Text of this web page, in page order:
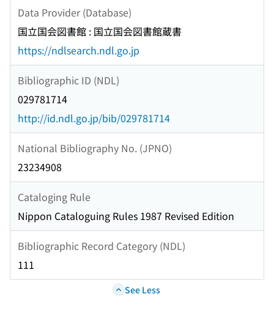
Data Provider (Database)
国立国会図書館 : 国立国会図書館蔵書
https://ndlsearch.ndl.go.jp
Bibliographic ID (NDL)
029781714
http://id.ndl.go.jp/bib/029781714
National Bibliography No. (JPNO)
23234908
Cataloging Rule
Nippon Cataloguing Rules 1987 Revised Edition
Bibliographic Record Category (NDL)
111
See Less